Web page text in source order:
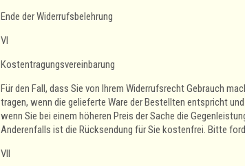
Ende der Widerrufsbelehrung
VI
Kostentragungsvereinbarung
Für den Fall, dass Sie von Ihrem Widerrufsrecht Gebrauch
tragen, wenn die gelieferte Ware der Bestellten entspricht
wenn Sie bei einem höheren Preis der Sache die
Anderenfalls ist die Rücksendung für Sie kostenfrei. Bitte
VII